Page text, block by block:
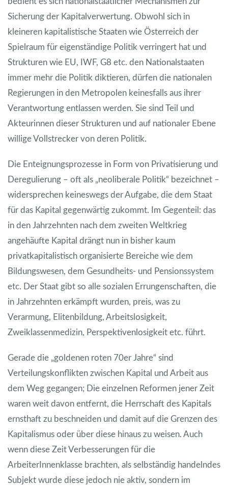
Sicherung der Kapitalverwertung. Obwohl sich in
kleineren kapitalistische Staaten wie Österreich der
Spielraum für eigenständige Politik verringert hat und
Strukturen wie EU, IWF, G8 etc. den Nationalstaaten
immer mehr die Politik diktieren, dürfen die nationalen
Regierungen in den Metropolen keinesfalls aus ihrer
Verantwortung entlassen werden. Sie sind Teil und
Akteurinnen dieser Strukturen und auf nationaler Ebene
willige Vollstrecker von deren Politik.
Die Enteignungsprozesse in Form von Privatisierung und
Deregulierung – oft als „neoliberale Politik“ bezeichnet –
widersprechen keineswegs der Aufgabe, die dem Staat
für das Kapital gegenwärtig zukommt. Im Gegenteil: das
in den Jahrzehnten nach dem zweiten Weltkrieg
angehäufte Kapital drängt nun in bisher kaum
privatkapitalistisch organisierte Bereiche wie dem
Bildungswesen, dem Gesundheits- und Pensionssystem
etc. Der Staat gibt so alle sozialen Errungenschaften, die
in Jahrzehnten erkämpft wurden, preis, was zu
Verarmung, Elitenbildung, Arbeitslosigkeit,
Zweiklassenmedizin, Perspektivenlosigkeit etc. führt.
Gerade die „goldenen roten 70er Jahre“ sind
Verteilungskonflikten zwischen Kapital und Arbeit aus
dem Weg gegangen; Die einzelnen Reformen jener Zeit
waren weit davon entfernt, die Herrschaft des Kapitals
ernsthaft zu beschneiden und damit auf die Grenzen des
Kapitalismus oder über diese hinaus zu weisen. Auch
wenn diese Zeit Verbesserungen für die
ArbeiterInnenklasse brachten, als selbständig handelndes
Subjekt wurde diese jedoch nie aktiv, sondern im